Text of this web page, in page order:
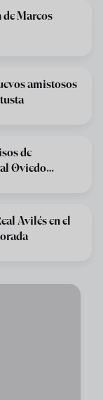
de Marcos
amistosos
de
Oviedo
Avilés en el